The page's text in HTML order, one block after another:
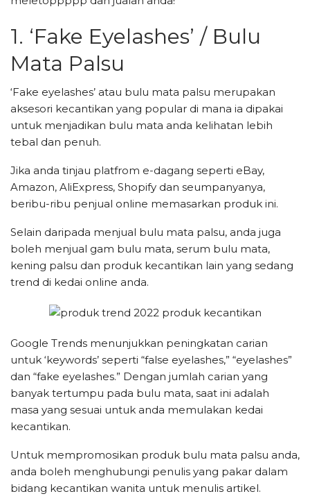
1. ‘Fake Eyelashes’ / Bulu
Mata Palsu
‘Fake eyelashes’ atau bulu mata palsu merupakan
aksesori kecantikan yang popular di mana ia dipakai
untuk menjadikan bulu mata anda kelihatan lebih
tebal dan penuh.
Jika anda tinjau platfrom e-dagang seperti eBay,
Amazon, AliExpress, Shopify dan seumpanyanya,
beribu-ribu penjual online memasarkan produk ini.
Selain daripada menjual bulu mata palsu, anda juga
boleh menjual gam bulu mata, serum bulu mata,
kening palsu dan produk kecantikan lain yang sedang
trend di kedai online anda.
Google Trends menunjukkan peningkatan carian
untuk ‘keywords’ seperti “false eyelashes,” “eyelashes”
dan “fake eyelashes.” Dengan jumlah carian yang
banyak tertumpu pada bulu mata, saat ini adalah
masa yang sesuai untuk anda memulakan kedai
kecantikan.
Untuk mempromosikan produk bulu mata palsu anda,
anda boleh menghubungi penulis yang pakar dalam
bidang kecantikan wanita untuk menulis artikel.